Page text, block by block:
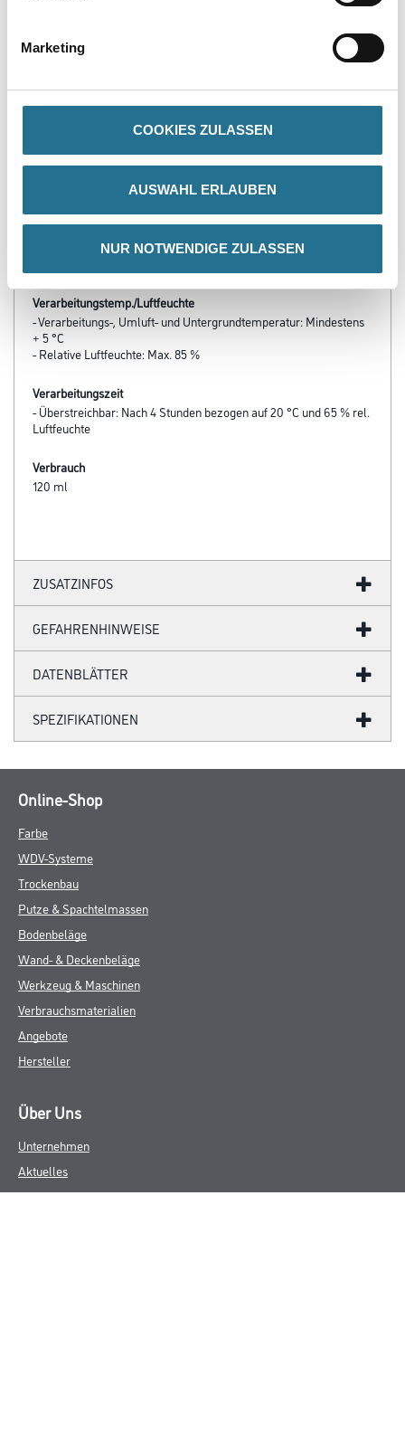
Marketing
COOKIES ZULASSEN
AUSWAHL ERLAUBEN
NUR NOTWENDIGE ZULASSEN
- Sehr leicht zu verarbeiten
- Diffusionsfähig
- Beständig gegen wässrige Desinfektionsmittel
- Emissionsarm und schadstoffgeprüft gem. TÜV-Nord und WKI
Fraunhofer Institut
- Nassabriebklasse 1
Verarbeitungstemp./Luftfeuchte
- Verarbeitungs-, Umluft- und Untergrundtemperatur: Mindestens
+ 5 °C
- Relative Luftfeuchte: Max. 85 %
Verarbeitungszeit
- Überstreichbar: Nach 4 Stunden bezogen auf 20 °C und 65 % rel.
Luftfeuchte
Verbrauch
120 ml
ZUSATZINFOS
GEFAHRENHINWEISE
DATENBLÄTTER
SPEZIFIKATIONEN
Online-Shop
Farbe
WDV-Systeme
Trockenbau
Putze & Spachtelmassen
Bodenbeläge
Wand- & Deckenbeläge
Werkzeug & Maschinen
Verbrauchsmaterialien
Angebote
Hersteller
Über Uns
Unternehmen
Aktuelles
Service